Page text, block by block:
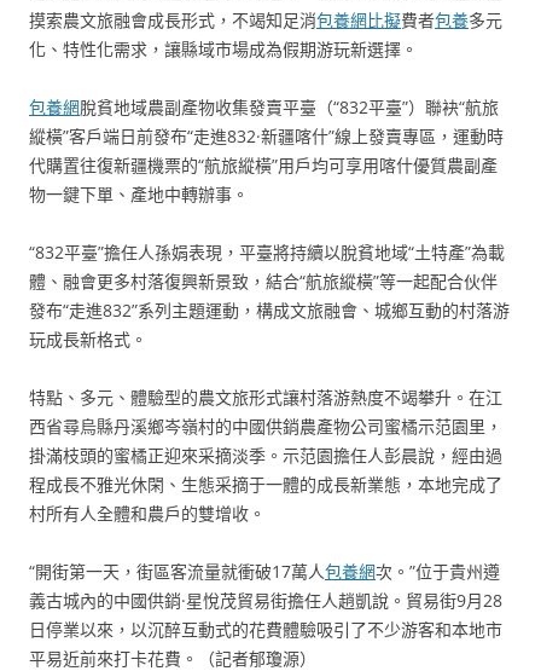
摸索農文旅融會成長形式，不竭知足消包養網比擬費者包養多元
化、特性化需求，讓縣域市場成為假期游玩新選擇。
包養網脫貧地域農副產物收集發賣平臺（“832平臺”）聯袂“航旅
縱橫”客戶端日前發布“走進832·新疆喀什”線上發賣專區，運動時
代購置往復新疆機票的“航旅縱橫”用戶均可享用喀什優質農副產
物一鍵下單、產地中轉辦事。
“832平臺”擔任人孫娟表現，平臺將持續以脫貧地域“土特產”為載
體、融會更多村落復興新景致，結合“航旅縱橫”等一起配合伙伴
發布“走進832”系列主題運動，構成文旅融會、城鄉互動的村落游
玩成長新格式。
特點、多元、體驗型的農文旅形式讓村落游熱度不竭攀升。在江
西省尋烏縣丹溪鄉岑嶺村的中國供銷農產物公司蜜橘示范園里，
掛滿枝頭的蜜橘正迎來采摘淡季。示范園擔任人彭晨說，經由過
程成長不雅光休閑、生態采摘于一體的成長新業態，本地完成了
村所有人全體和農戶的雙增收。
“開街第一天，街區客流量就衝破17萬人包養網次。”位于貴州遵
義古城內的中國供銷·星悅茂貿易街擔任人趙凱說。貿易街9月28
日停業以來，以沉醉互動式的花費體驗吸引了不少游客和本地市
平易近前來打卡花費。（記者郁瓊源）